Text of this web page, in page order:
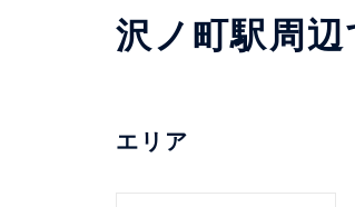
沢ノ町駅周
エリア